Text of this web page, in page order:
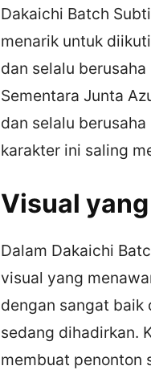
Dakaichi Batch
menarik untuk
dan selalu
Sementara Junta
dan selalu
karakter ini saling
Visual
Dalam Dakaichi
visual yang
dengan sangat baik
sedang dihadirkan.
membuat penonton